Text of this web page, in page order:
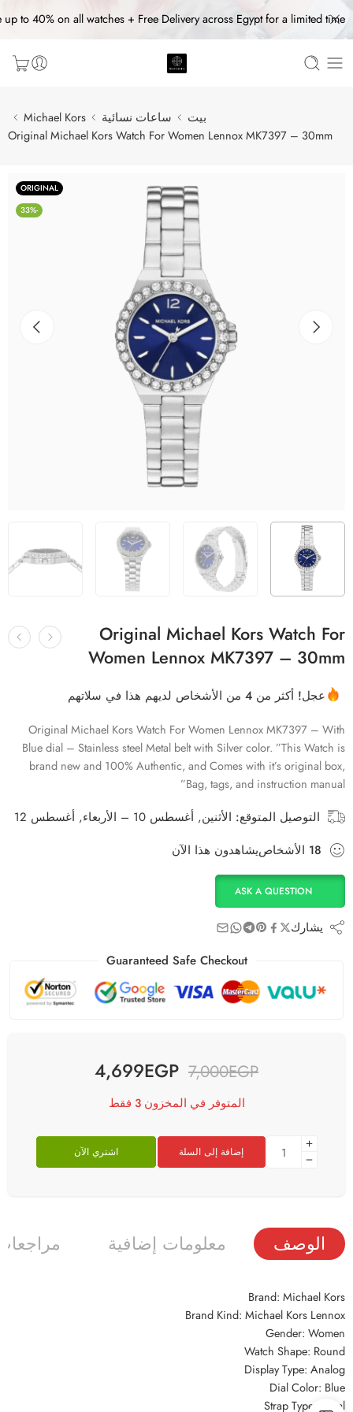
up to 40% on all watches + Free Delivery across Egypt for a limited time
بيت ساعات نسائية
Michael Kors
Original Michael Kors Watch For Women Lennox MK7397 – 30mm
ORIGINAL
-33%
Original Michael Kors Watch For
Women Lennox MK7397 – 30mm
عجل! أكثر من 4 من الأشخاص لديهم هذا في سلاتهم
Original Michael Kors Watch For Women Lennox MK7397 – With
Blue dial – Stainless steel Metal belt with Silver color. ”This Watch is
brand new and 100% Authentic, and Comes with it’s original box,
Bag, tags, and instruction manual”
التوصيل المتوقع: الأثنين, أغسطس 10 – الأربعاء, أغسطس 12
18 الأشخاصيشاهدون هذا الآن
ASK A QUESTION
يشارك
Guaranteed Safe Checkout
7,000EGP
4,699EGP
المتوفر في المخزون 3 فقط
إضافة إلى السلة اشتري الآن
الوصف معلومات إضافية مراجعات
Brand: Michael Kors
Brand Kind: Michael Kors Lennox
Gender: Women
Watch Shape: Round
Display Type: Analog
Dial Color: Blue
Strap Type: Metal